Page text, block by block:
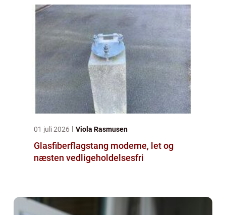
01 juli 2026 Viola Rasmusen
Glasfiberflagstang moderne, let og
næsten vedligeholdelsesfri